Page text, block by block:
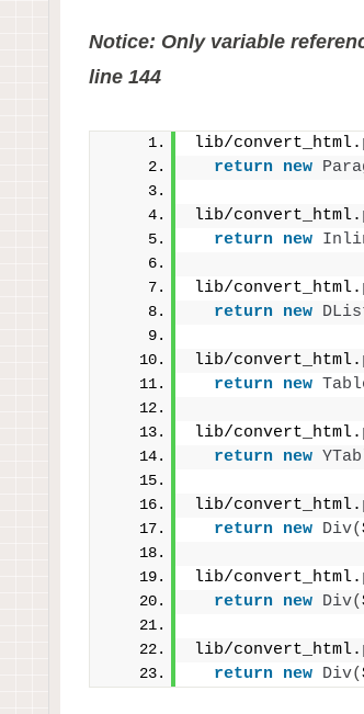
Notice: Only variable
line 144
lib/convert_html.
return new
lib/convert_html.
return new
lib/convert_html.
return new
lib/convert_html.
return new
lib/convert_html.
return new
lib/convert_html.
return new Div(
lib/convert_html.
return new Div(
lib/convert_html.
return new Div(